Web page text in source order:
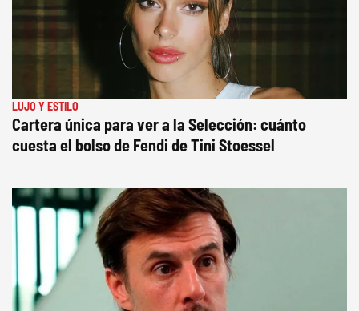
LUJO Y ESTILO
Cartera única para ver a la Selección: cuánto
cuesta el bolso de Fendi de Tini Stoessel